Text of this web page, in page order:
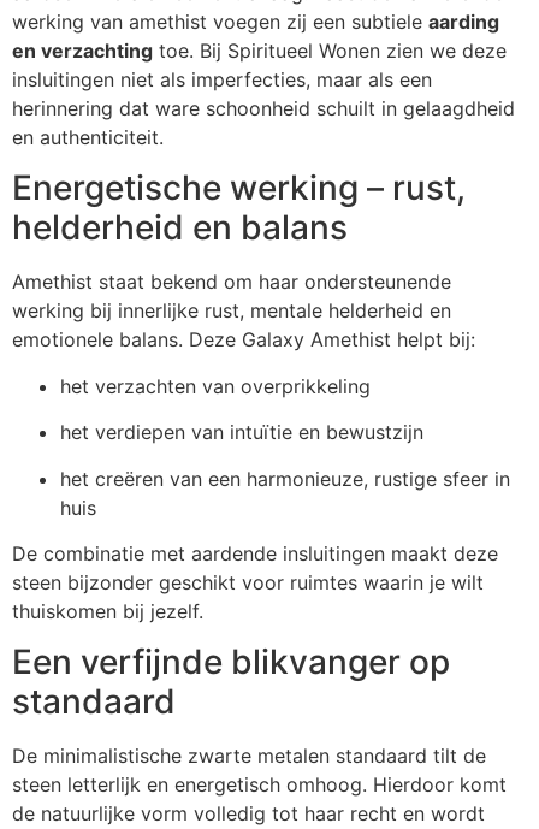
werking van amethist voegen zij een subtiele aarding
en verzachting toe. Bij Spiritueel Wonen zien we deze
insluitingen niet als imperfecties, maar als een
herinnering dat ware schoonheid schuilt in gelaagdheid
en authenticiteit.
Energetische werking – rust,
helderheid en balans
Amethist staat bekend om haar ondersteunende
werking bij innerlijke rust, mentale helderheid en
emotionele balans. Deze Galaxy Amethist helpt bij:
het verzachten van overprikkeling
het verdiepen van intuïtie en bewustzijn
het creëren van een harmonieuze, rustige sfeer in
huis
De combinatie met aardende insluitingen maakt deze
steen bijzonder geschikt voor ruimtes waarin je wilt
thuiskomen bij jezelf.
Een verfijnde blikvanger op
standaard
De minimalistische zwarte metalen standaard tilt de
steen letterlijk en energetisch omhoog. Hierdoor komt
de natuurlijke vorm volledig tot haar recht en wordt